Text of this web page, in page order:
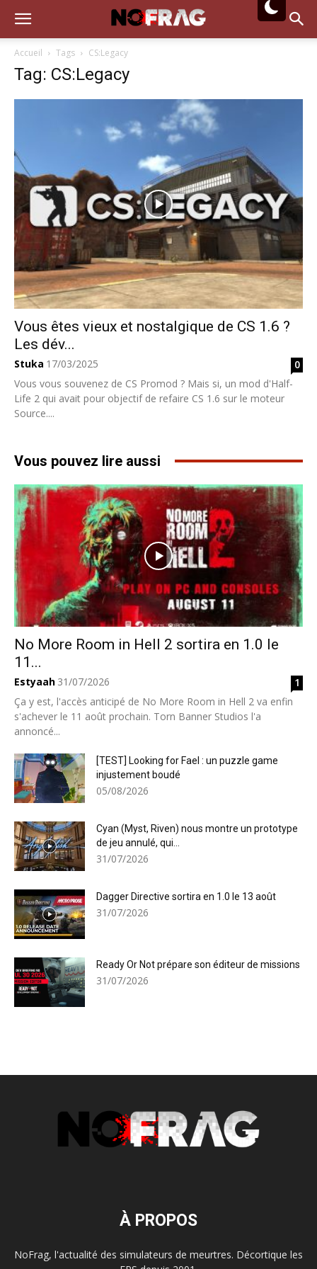
Accueil Tags CS:Legacy
Tag: CS:Legacy
Vous êtes vieux et nostalgique de CS 1.6 ?
Les dév...
Stuka 17/03/2025
0
Vous vous souvenez de CS Promod ? Mais si, un mod d'Half-
Life 2 qui avait pour objectif de refaire CS 1.6 sur le moteur
Source....
Vous pouvez lire aussi
No More Room in Hell 2 sortira en 1.0 le
11...
Estyaah 31/07/2026
1
Ça y est, l'accès anticipé de No More Room in Hell 2 va enfin
s'achever le 11 août prochain. Torn Banner Studios l'a
annoncé...
[TEST] Looking for Fael : un puzzle game
injustement boudé
05/08/2026
Cyan (Myst, Riven) nous montre un prototype
de jeu annulé, qui...
31/07/2026
Dagger Directive sortira en 1.0 le 13 août
31/07/2026
Ready Or Not prépare son éditeur de missions
31/07/2026
À PROPOS
NoFrag, l'actualité des simulateurs de meurtres. Décortique les